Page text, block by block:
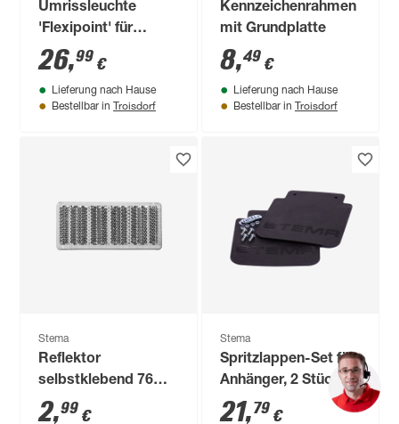
Umrissleuchte
'Flexipoint' für
Anhänger
26,99 €
Lieferung nach Hause
Bestellbar in Troisdorf
Kennzeichenrahmen
mit Grundplatte
8,49 €
Lieferung nach Hause
Bestellbar in Troisdorf
Stema
Reflektor
selbstklebend 76
mm x 34 mm weiß
2,99 €
Stema
Spritzlappen-Set für
Anhänger, 2 Stück
21,79 €